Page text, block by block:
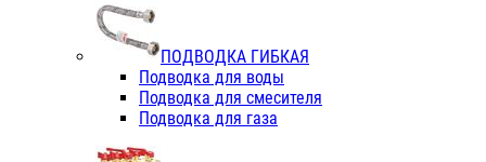
ПОДВОДКА ГИБКАЯ
Подводка для воды
Подводка для смесителя
Подводка для газа